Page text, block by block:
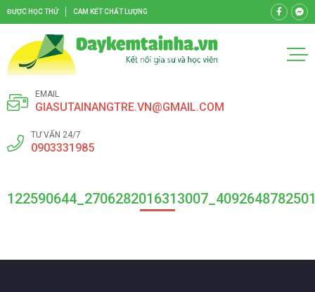
ĐƯỢC HỌC THỬ CAM KẾT CHẤT LƯỢNG
EMAIL
GIASUTAINANGTRE.VN@GMAIL.COM
TƯ VẤN 24/7
0903331985